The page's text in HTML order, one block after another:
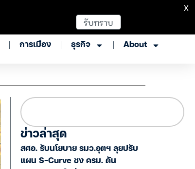
การเมือง ธุรกิจ About
ข่าวล่าสุด
สศอ. รับนโยบาย รมว.อุตฯ ลุยปรับ
แผน S-Curve ชง ครม. ดัน
รับทราบ
X